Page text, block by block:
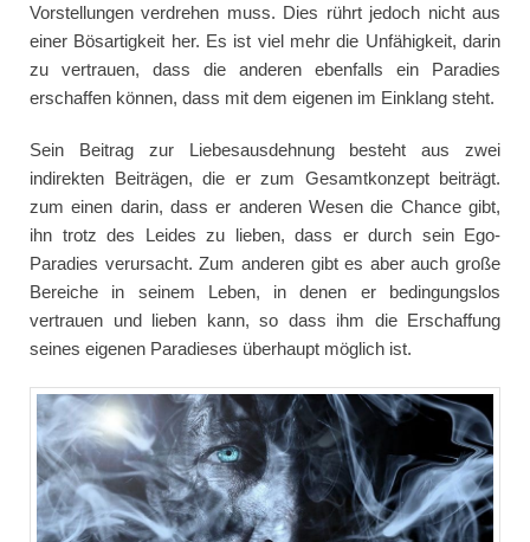
Vorstellungen verdrehen muss. Dies rührt jedoch nicht aus
einer Bösartigkeit her. Es ist viel mehr die Unfähigkeit, darin
zu vertrauen, dass die anderen ebenfalls ein Paradies
erschaffen können, dass mit dem eigenen im Einklang steht.
Sein Beitrag zur Liebesausdehnung besteht aus zwei
indirekten Beiträgen, die er zum Gesamtkonzept beiträgt.
zum einen darin, dass er anderen Wesen die Chance gibt,
ihn trotz des Leides zu lieben, dass er durch sein Ego-
Paradies verursacht. Zum anderen gibt es aber auch große
Bereiche in seinem Leben, in denen er bedingungslos
vertrauen und lieben kann, so dass ihm die Erschaffung
seines eigenen Paradieses überhaupt möglich ist.